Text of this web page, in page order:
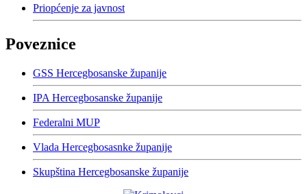
Priopćenje za javnost
Poveznice
GSS Hercegbosanske županije
IPA Hercegbosanske županije
Federalni MUP
Vlada Hercegbosasnke županije
Skupština Hercegbosanske županije